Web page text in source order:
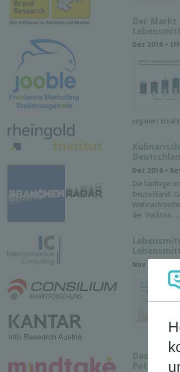
Der Markt
Dez 2016 •
veganen
Dez 2016 •
Die Umfrage
Deutschland.
der Tradition ...
Nov 2016 •
Das
Potenzial